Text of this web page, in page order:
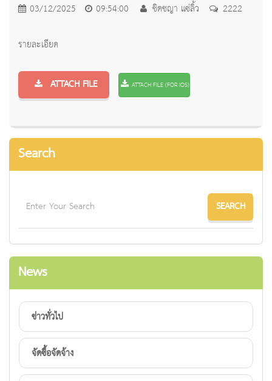
03/12/2025 09:54:00 ชิดชญา แซ่ลิ้ว 2222
รายละเอียด
ATTACH FILE ATTACH FILE (FOR IOS)
Search
News
ข่าวทั่วไป
จัดซื้อจัดจ้าง